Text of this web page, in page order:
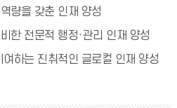
량을 갖춘 인재 양성
한 전문적 행정·관리 인재 양성
하는 진취적인 글로컬 인재 양성